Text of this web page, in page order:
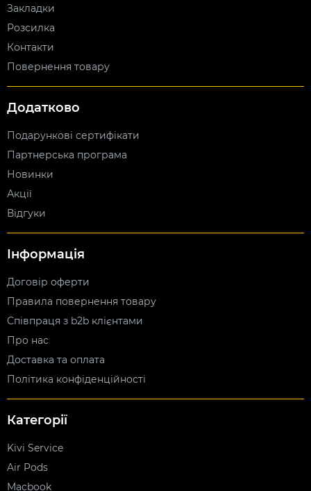
Закладки
Розсилка
Контакти
Повернення товару
Додатково
Подарункові сертифікати
Партнерська програма
Новинки
Акції
Відгуки
Інформація
Договір оферти
Правила повернення товару
Співпраця з b2b клієнтами
Про нас
Доставка та оплата
Політика конфіденційності
Категорії
Kivi Service
Air Pods
Macbook